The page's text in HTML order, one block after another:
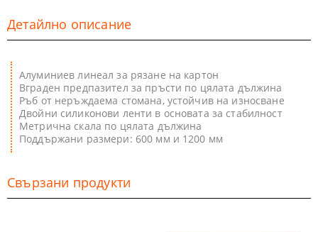
Детайлно описание
Алуминиев линеал за рязане на картон
Вграден предпазител за пръсти по цялата дължина
Ръб от неръждаема стомана, устойчив на износване
Двойни силиконови ленти в основата за стабилност
Метрична скала по цялата дължина
Поддържани размери: 600 мм и 1200 мм
Свързани продукти